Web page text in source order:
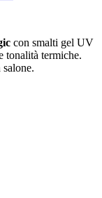
con smalti gel UV
tonalità termiche.